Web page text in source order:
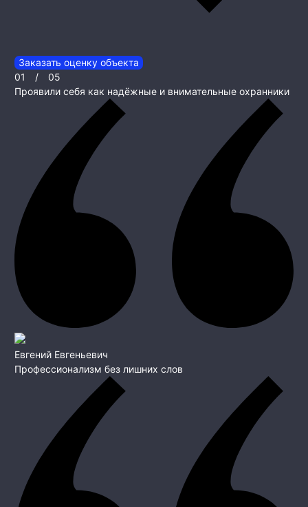
Заказать оценку объекта
01
/
05
Проявили себя как надёжные и внимательные охранники
Евгений Евгеньевич
Профессионализм без лишних слов